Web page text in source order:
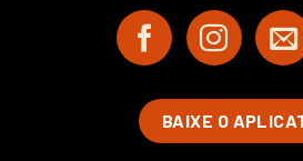
BAIXE O